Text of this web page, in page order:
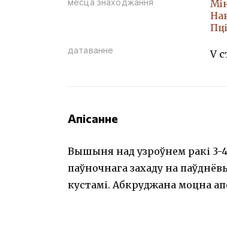
месца знаходжання
датаванне V
Апісанне
Вышыня над узроўнем ракі 3-
паўночнага захаду на
кустамі. Абкруджана моцна